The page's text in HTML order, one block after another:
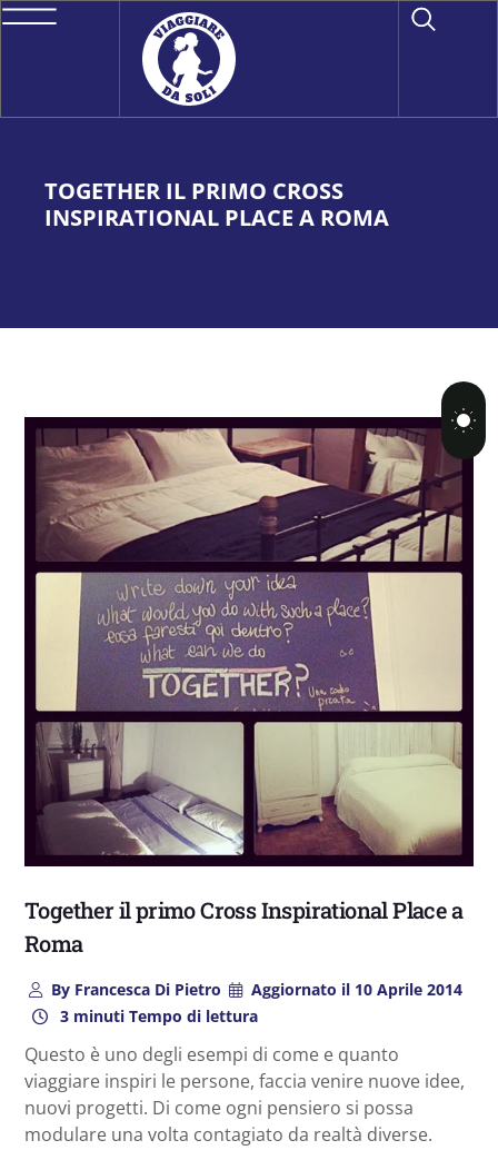
TOGETHER IL PRIMO CROSS
INSPIRATIONAL PLACE A ROMA
Together il primo Cross Inspirational Place a
Roma
ByFrancesca Di Pietro Aggiornato il 10 Aprile 2014
3 minuti Tempo di lettura
Questo è uno degli esempi di come e quanto
viaggiare inspiri le persone, faccia venire nuove idee,
nuovi progetti. Di come ogni pensiero si possa
modulare una volta contagiato da realtà diverse.